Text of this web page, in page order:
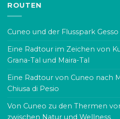
ROUTEN
Cuneo und der Flusspark
Eine Radtour im Zeichen von
Grana-Tal und Maira-Tal
Eine Radtour von Cuneo nach
Chiusa di Pesio
Von Cuneo zu den Thermen